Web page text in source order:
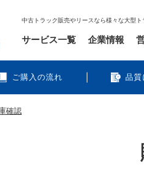
中古トラック販売やリースなら様々な大型
ご購入の流れ 品質
サービス一覧 企業情報
確認